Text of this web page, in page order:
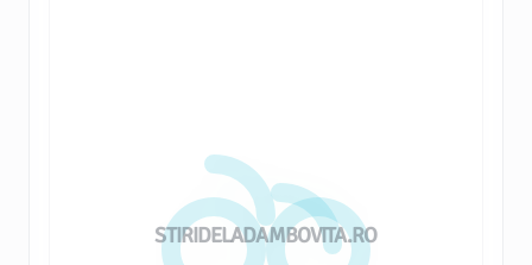
STIRIDELADAMBOVITA.RO